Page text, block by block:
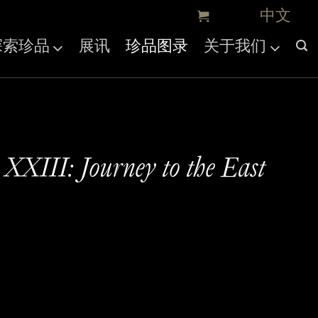
珍品 展讯 珍品图录 关于我们
XXIII: Journey to the East